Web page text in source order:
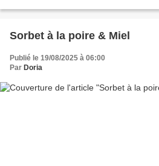
Sorbet à la poire & Miel
Publié le 19/08/2025 à 06:00
Par Doria